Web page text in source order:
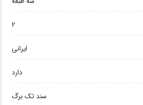
2
ایرانی
دارد
سند تک برگ